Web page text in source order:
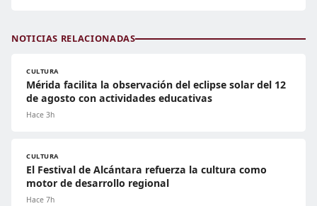
NOTICIAS RELACIONADAS
CULTURA
Mérida facilita la observación del eclipse solar del 12
de agosto con actividades educativas
Hace 3h
CULTURA
El Festival de Alcántara refuerza la cultura como
motor de desarrollo regional
Hace 7h